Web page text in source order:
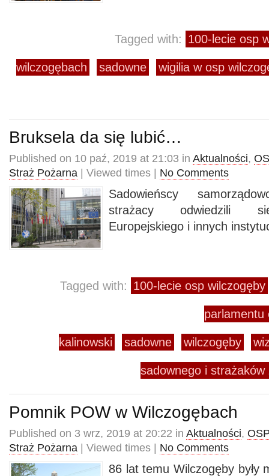
Tagged with: 100-lecie osp
wilczogębach sadowne wigilia w osp
Bruksela da się lubić…
Published on 10 paź, 2019 at 21:03 in Aktualności,
Straż Pożarna | Viewed times | No Comments
Sadowieńscy
strażacy odwiedzili
Europejskiego i innych
Tagged with: 100-lecie osp wilczogęby
parlamentu
kalinowski sadowne wilczogęby
sadownego i
Pomnik POW w Wilczogębach
Published on 3 wrz, 2019 at 20:22 in Aktualności,
Straż Pożarna | Viewed times | No Comments
86 lat temu Wilczogęby były